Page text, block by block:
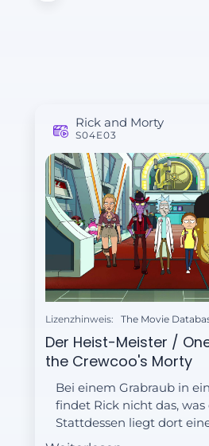
Rick and Morty
S04E03
Lizenzhinweis: The Movie
Der Heist-Meister /
the Crewcoo's Morty
Bei einem Grabraub in
findet Rick nicht das, was
Stattdessen liegt dort
Visitenkarte von Miles